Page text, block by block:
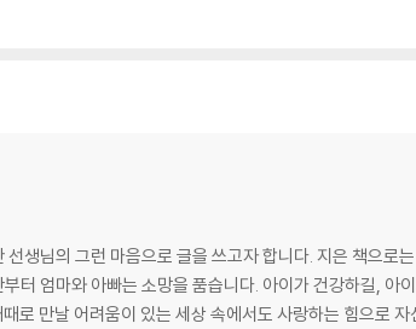
님의 그런 마음으로 글을 쓰고자 합니다. 지은 책으로는 『
간부터 엄마와 아빠는 소망을 품습니다. 아이가 건강하길,
로 만날 어려움이 있는 세상 속에서도 사랑하는 힘으로